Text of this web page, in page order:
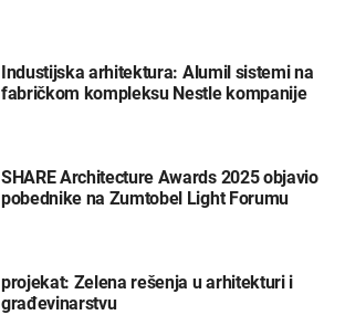
Industijska arhitektura: Alumil sistemi na
fabričkom kompleksu Nestle kompanije
SHARE Architecture Awards 2025 objavio
pobednike na Zumtobel Light Forumu
projekat: Zelena rešenja u arhitekturi i
građevinarstvu